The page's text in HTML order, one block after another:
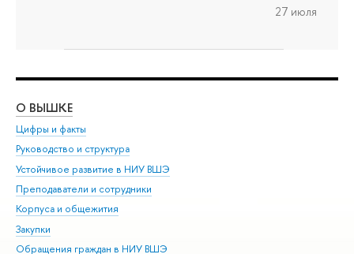
27 июля
О ВЫШКЕ
Цифры и факты
Руководство и структура
Устойчивое развитие в НИУ ВШЭ
Преподаватели и сотрудники
Корпуса и общежития
Закупки
Обращения граждан в НИУ ВШЭ